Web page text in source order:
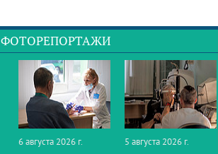
ФОТОРЕПОРТАЖИ
6 августа 2026 г.
5 августа 2026 г.